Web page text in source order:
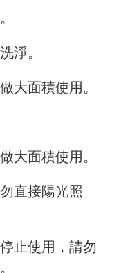
淨。
大面積使用。
大面積使用。
直接陽光照
止使用，請勿